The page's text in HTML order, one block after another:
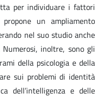
per individuare i fattori
un ampliamento
nel suo studio anche
inoltre, sono gli
della psicologia e della
sui problemi di identità
dell’intelligenza e delle